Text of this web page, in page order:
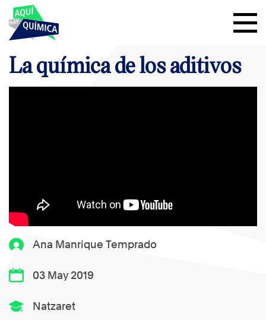
Ana Manrique Temprado
03 May 2019
Natzaret
La química de los aditivos